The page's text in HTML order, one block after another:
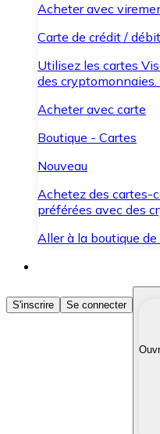
Acheter avec
Carte de crédit / débit
Utilisez les cartes
des cryptomonnaies.
Acheter avec carte
Boutique - Cartes
Nouveau
Achetez des cartes-
préférées avec des
Aller à la boutique
Acheter des
Achetez les
Convertissez vos
S'inscrire Se connecter